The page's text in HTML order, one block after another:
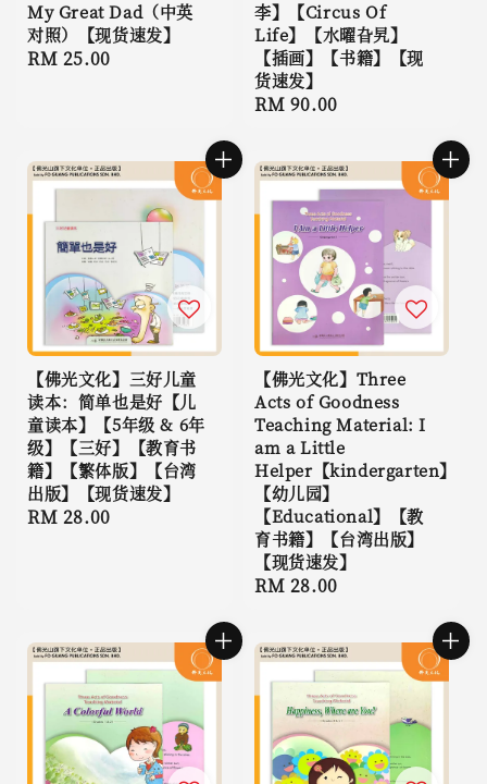
My Great Dad（中英
对照）【现货速发】
Regular
RM 25.00
李】【Circus Of
Life】【水曜旮旯】
【插画】【书籍】【现
货速发】
Regular
RM 90.00
【佛光文化】三好儿童
读本：简单也是好【儿
童读本】【5年级 & 6年
级】【三好】【教育书
籍】【繁体版】【台湾
出版】【现货速发】
Regular
RM 28.00
【佛光文化】Three
Acts of Goodness
Teaching Material: I
am a Little
Helper【kindergarten】
【幼儿园】
【Educational】【教
育书籍】【台湾出版】
【现货速发】
Regular
RM 28.00